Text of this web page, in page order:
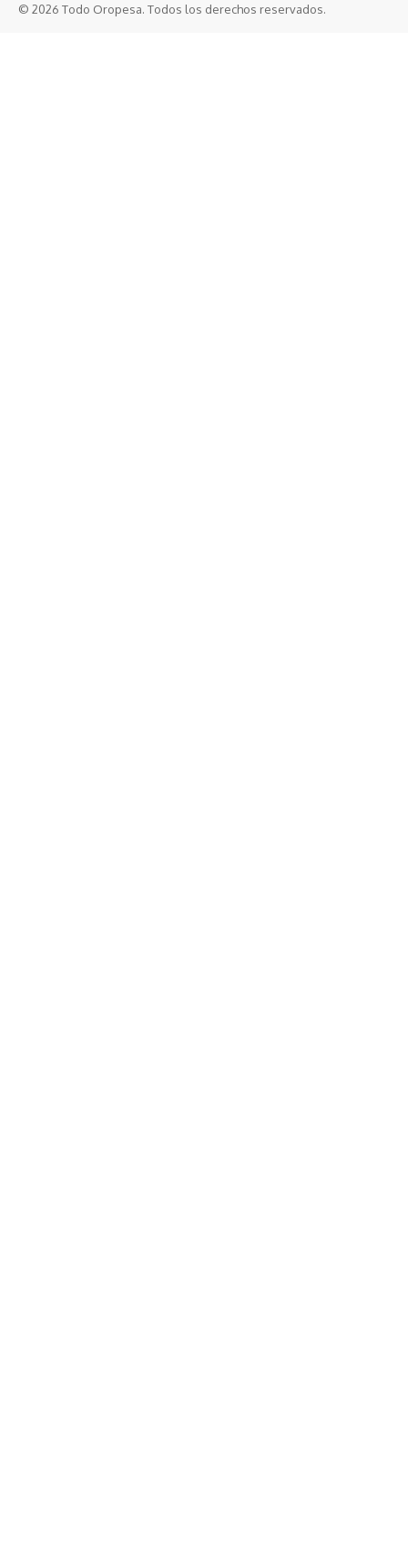
© 2026 Todo Oropesa. Todos los derechos reservados.